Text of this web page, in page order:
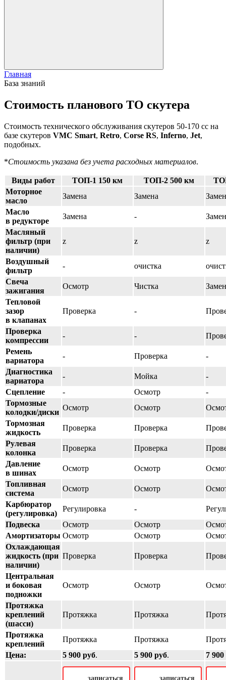
Главная
База знаний
Стоимость планового ТО скутера
Стоимость технического обслуживания скутеров 50-170 cc на
базе скутеров VMC Smart, Retro, Corse RS, Inferno, Jet,
подобных.
*Стоимость указана без учета расходных материалов.
Виды работ ТОП-1 150 км ТОП-2 500 км
Моторное
масло
Замена Замена
Масло
в редукторе
Замена -
Масляный
фильтр (при
наличии)
z z z
Воздушный
фильтр
- очистка
Свеча
зажигания
Осмотр Чистка
Тепловой
зазор
в клапанах
Проверка -
Проверка
компрессии
- -
Ремень
вариатора
- Проверка
-
Диагностика
вариатора
- Мойка
-
Сцепление
- Осмотр
-
Тормозные
колодки/диски
Осмотр Осмотр
Тормозная
жидкость
Проверка Проверка
Рулевая
колонка
Проверка Проверка
Давление
в шинах
Осмотр Осмотр
Топливная
система
Осмотр Осмотр
Карбюратор
(регулировка)
Регулировка -
Подвеска
Осмотр Осмотр
Амортизаторы Осмотр Осмотр
Охлаждающая
жидкость (при
наличии)
Проверка Проверка
Центральная
и боковая
подножки
Осмотр Осмотр
Протяжка
креплений
(шасси)
Протяжка Протяжка
Протяжка
креплений
Протяжка Протяжка
Цена:
5 900 руб. 5 900 руб. 7
записаться записаться